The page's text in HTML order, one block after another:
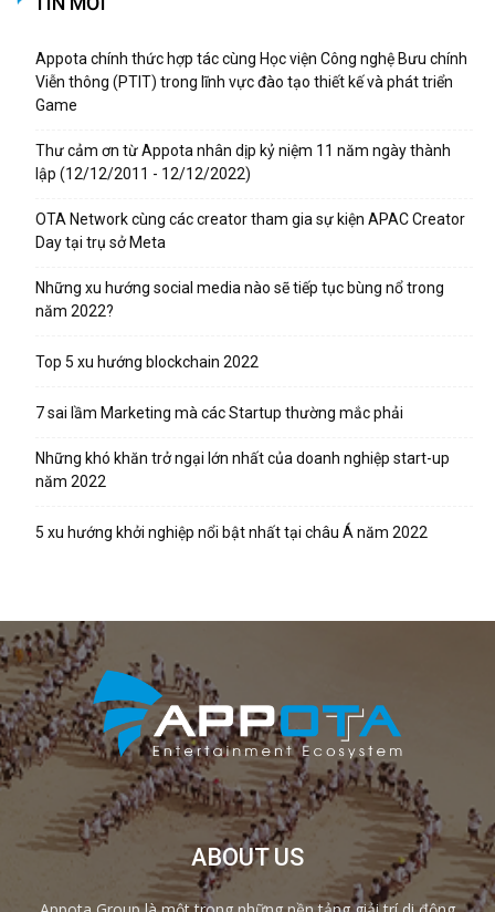
Appota chính thức hợp tác cùng Học viện Công nghệ Bưu chính
Viễn thông (PTIT) trong lĩnh vực đào tạo thiết kế và phát triển
Game
Thư cảm ơn từ Appota nhân dịp kỷ niệm 11 năm ngày thành
lập (12/12/2011 - 12/12/2022)
OTA Network cùng các creator tham gia sự kiện APAC Creator
Day tại trụ sở Meta
Những xu hướng social media nào sẽ tiếp tục bùng nổ trong
năm 2022?
Top 5 xu hướng blockchain 2022
7 sai lầm Marketing mà các Startup thường mắc phải
Những khó khăn trở ngại lớn nhất của doanh nghiệp start-up
năm 2022
5 xu hướng khởi nghiệp nổi bật nhất tại châu Á năm 2022
ABOUT US